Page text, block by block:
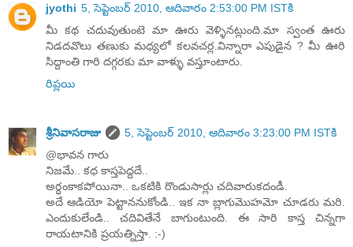
jyothi 5, సెప్టెంబర్ 2010, ఆదివారం 2:53:00 PM ISTకి
మీ కథ చదువుతుంటె మా ఊరు వెళ్ళినట్లుంది.మా స్వంత ఊరు
నిడదవొలు తణుకు మధ్యలో కలవచర్ల.విన్నారా ఎపుడైన ? మీ ఊరి
సిద్దాంతి గారి దగ్గరకు మా వాళ్ళు వస్తూంటారు.
రిప్లయి
శ్రీనివాసరాజు
5, సెప్టెంబర్ 2010, ఆదివారం 3:23:00 PM ISTకి
@భావన గారు
నిజమే.. కధ కాస్తపెద్దదే..
అర్ధంకాకపోయినా.. ఒకటికి రొండుసార్లు చదివారుకదండీ.
అదే ఆడియో పెట్టాననుకోండి.. ఇక నా బ్లాగుమొహమో చూడరు మరి.
ఎందుకులేండి.. చదివితేనే బాగుంటుంది. ఈ సారి కాస్త చిన్నగా
రాయటానికి ప్రయత్నిస్తా. :-)